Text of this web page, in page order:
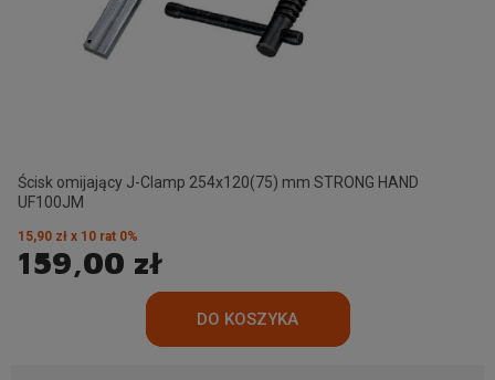
Ścisk omijający J-Clamp 254x120(75) mm STRONG HAND
UF100JM
159,00 zł
15,90 zł x 10 rat 0%